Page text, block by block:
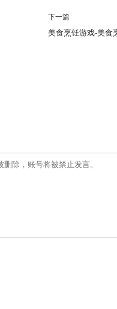
下一篇
美食烹饪游戏-美食